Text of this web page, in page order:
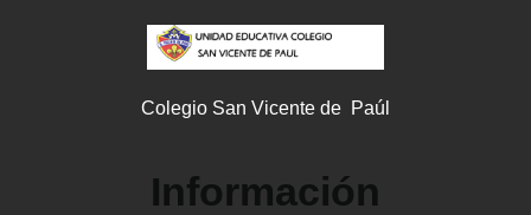
Colegio San Vicente de Paúl
Información